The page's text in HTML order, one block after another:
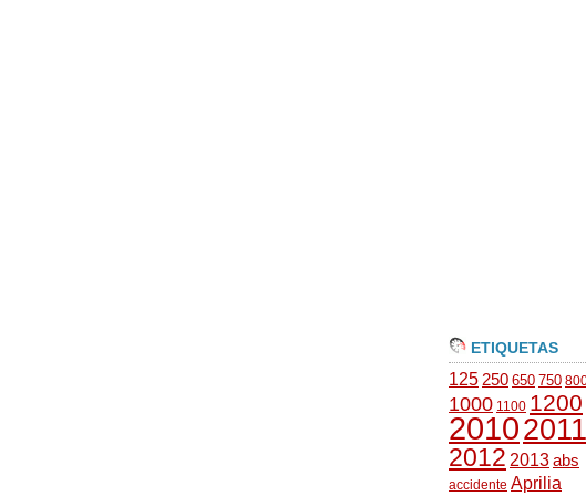
ETIQUETAS
125 250 650 750
1000 1100 1200
20102011
2012 2013abs
accidente Aprilia